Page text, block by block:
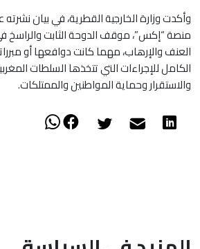
وأكدت وزارة الخارجية القطرية، في بيان
منصة “إكس”، موقف الدوحة الثابت
العنف والإرهاب، مهما كانت دوافعها أو
الكامل للإجراءات التي تتخذها السلطات
والاستقرار وحماية المواطنين والممتلكات.